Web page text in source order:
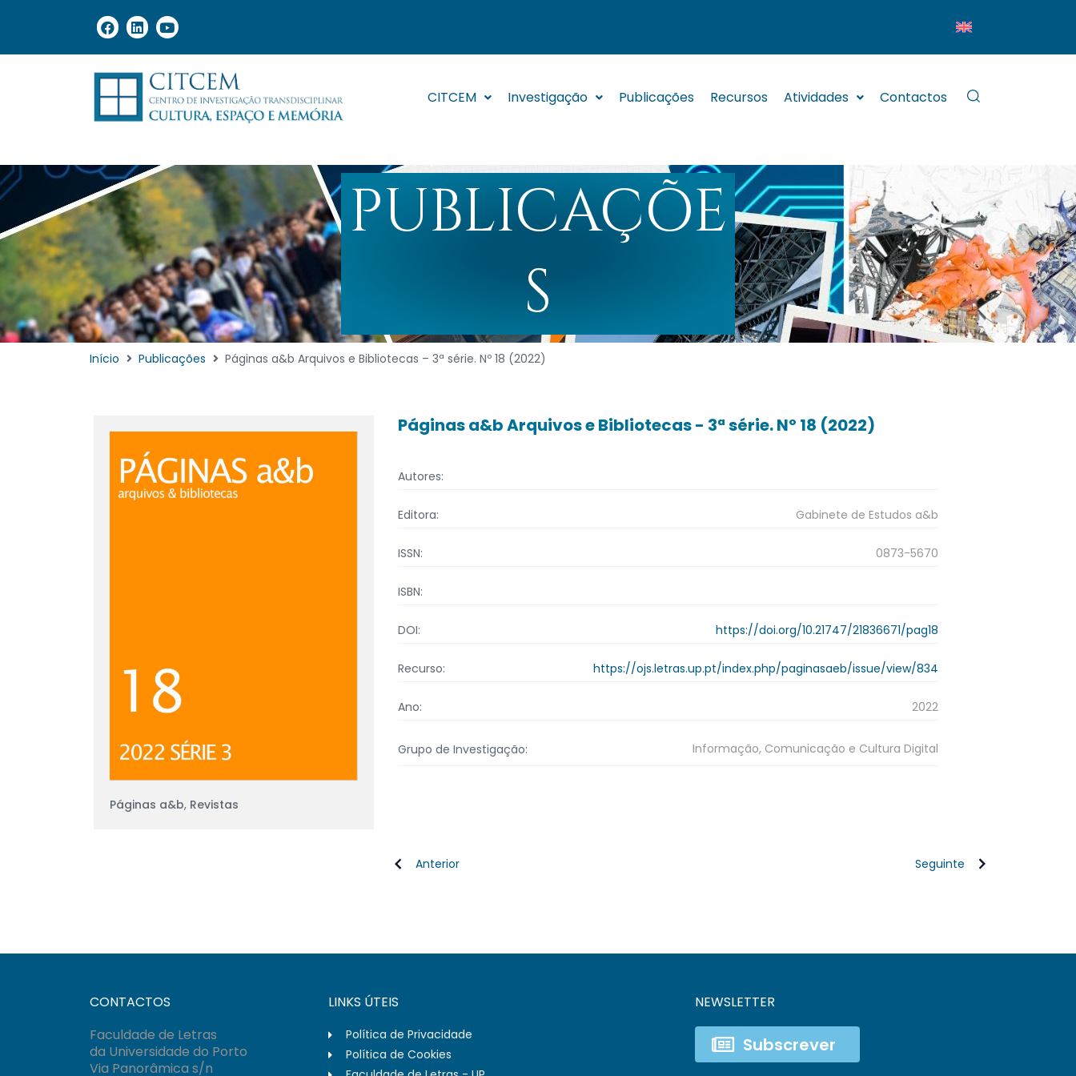
CITCEM Investigação Publicações Recursos Atividades Contactos
PUBLICAÇÕE
S
Início Publicações Páginas a&b Arquivos e Bibliotecas – 3ª série. Nº 18 (2022)
Páginas a&b, Revistas
Páginas a&b Arquivos e Bibliotecas - 3ª série. Nº 18 (2022)
Autores:
Editora: Gabinete de Estudos a&b
ISSN: 0873-5670
ISBN:
DOI: https://doi.org/10.21747/21836671/pag18
Recurso: https://ojs.letras.up.pt/index.php/paginasaeb/issue/view/834
Ano: 2022
Grupo de Investigação: Informação, Comunicação e Cultura Digital
Anterior Seguinte
CONTACTOS
Faculdade de Letras
da Universidade do Porto
Via Panorâmica s/n
LINKS ÚTEIS
Política de Privacidade
Política de Cookies
NEWSLETTER
Subscrever